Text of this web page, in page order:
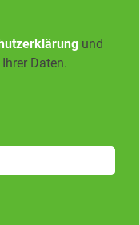
und
Daten.